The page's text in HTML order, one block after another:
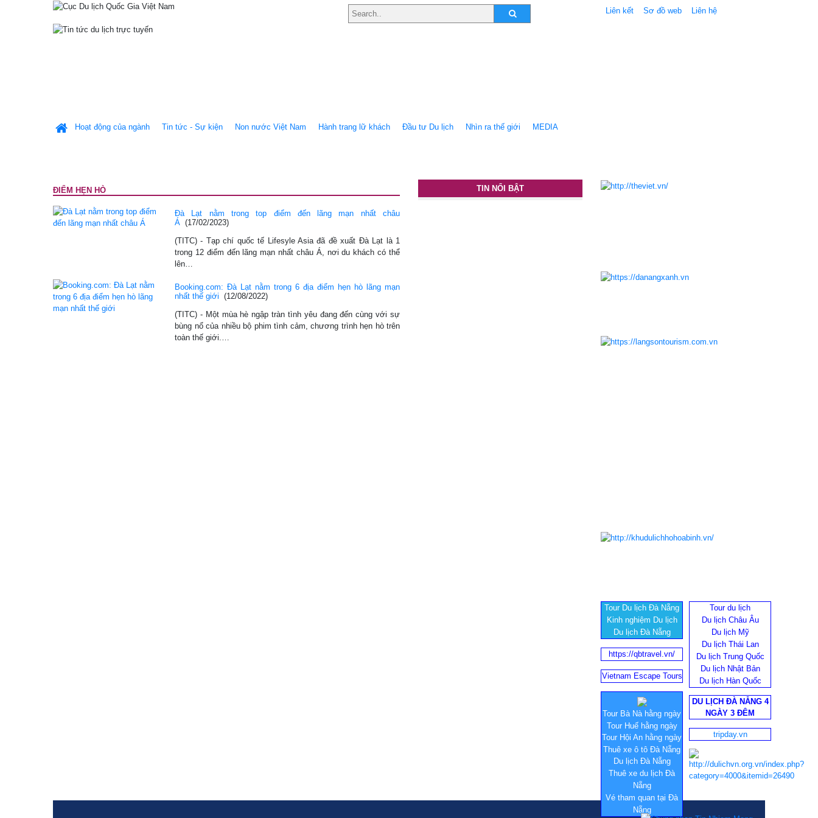
Liên kết Sơ đồ web Liên hệ
Hoạt động của ngành Tin tức - Sự kiện Non nước Việt Nam Hành trang lữ khách Ðầu tư Du lịch Nhìn ra thế giới MEDIA
ĐIỂM HẸN HÒ
Đà Lạt nằm trong top điểm đến lãng mạn nhất châu
Á (17/02/2023)
(TITC) - Tạp chí quốc tế Lifesyle Asia đã đề xuất Đà Lạt là 1
trong 12 điểm đến lãng mạn nhất châu Á, nơi du khách có thể
lên…
Booking.com: Đà Lạt nằm trong 6 địa điểm hẹn hò lãng mạn
nhất thế giới (12/08/2022)
(TITC) - Một mùa hè ngập tràn tình yêu đang đến cùng với sự
bùng nổ của nhiều bộ phim tình cảm, chương trình hẹn hò trên
toàn thế giới.…
TIN NỔI BẬT
Tour Du lịch Đà Nẵng
Kinh nghiệm Du lịch
Du lịch Đà Nẵng
Tour du lịch
Du lịch Châu Âu
Du lịch Mỹ
Du lịch Thái Lan
Du lịch Trung Quốc
Du lịch Nhật Bản
Du lịch Hàn Quốc
https://qbtravel.vn/
Vietnam Escape Tours
Tour Bà Nà hằng ngày
Tour Huế hằng ngày
Tour Hội An hằng ngày
Thuê xe ô tô Đà Nẵng
Du lịch Đà Nẵng
Thuê xe du lịch Đà
Nẵng
Vé tham quan tại Đà
Nẵng
DU LỊCH ĐÀ NẴNG 4
NGÀY 3 ĐÊM
tripday.vn